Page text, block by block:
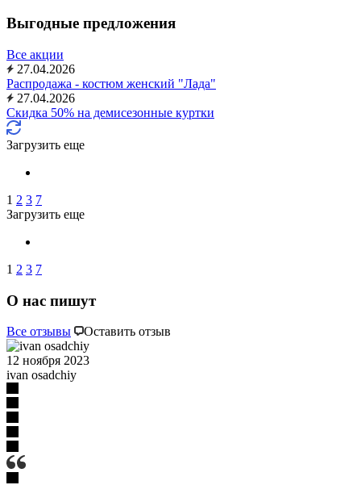
Выгодные предложения
Все акции
27.04.2026
Распродажа - костюм женский "Лада"
27.04.2026
Скидка 50% на демисезонные куртки
Загрузить еще
1 2 3 7
Загрузить еще
1 2 3 7
О нас пишут
Все отзывы Оставить отзыв
12 ноября 2023
ivan osadchiy